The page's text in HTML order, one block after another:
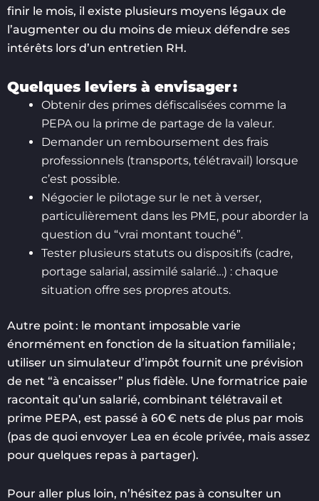
finir le mois, il existe plusieurs moyens légaux de
l’augmenter ou du moins de mieux défendre ses
intérêts lors d’un entretien RH.
Quelques leviers à envisager :
Obtenir des primes défiscalisées comme la
PEPA ou la prime de partage de la valeur.
Demander un remboursement des frais
professionnels (transports, télétravail) lorsque
c’est possible.
Négocier le pilotage sur le net à verser,
particulièrement dans les PME, pour aborder la
question du “vrai montant touché”.
Tester plusieurs statuts ou dispositifs (cadre,
portage salarial, assimilé salarié…) : chaque
situation offre ses propres atouts.
Autre point : le montant imposable varie
énormément en fonction de la situation familiale ;
utiliser un simulateur d’impôt fournit une prévision
de net “à encaisser” plus fidèle. Une formatrice paie
racontait qu’un salarié, combinant télétravail et
prime PEPA, est passé à 60 € nets de plus par mois
(pas de quoi envoyer Lea en école privée, mais assez
pour quelques repas à partager).
Pour aller plus loin, n’hésitez pas à consulter un